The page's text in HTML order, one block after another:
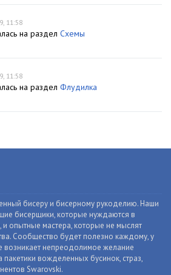
11:58
на раздел Схемы
11:58
на раздел Флудилка
бисеру и бисерному рукоделию. Наши
бисерщики, которые нуждаются в
опытные мастера, которые не мыслят
Сообщество будет полезно каждому, у
возникает непреодолимое желание
пакетики вожделенных бусинок, страз,
Swarovski.